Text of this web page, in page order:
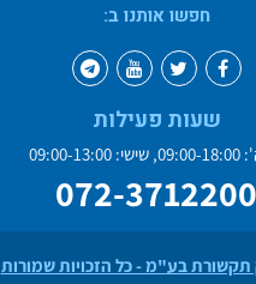
חפשו אותנו ב:
שעות פעילות
13:00
072-3712200
תקשורת בע"מ - כל הזכויות שמורות